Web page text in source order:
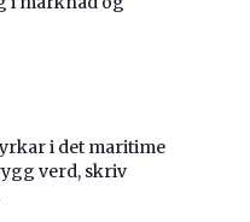
i det maritime
verd, skriv